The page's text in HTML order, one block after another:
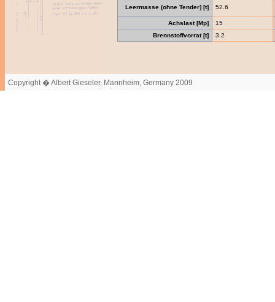
Leermasse (ohne Tender] [t] 52.6
Achslast [Mp]
15
Brennstoffvorrat [t]
3.2
Copyright � Albert Gieseler, Mannheim, Germany 2009